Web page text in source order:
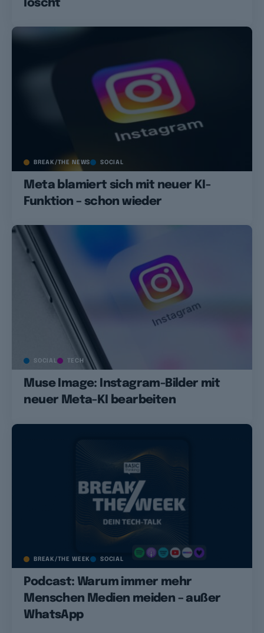
löscht
BREAK/THE NEWS SOCIAL
Meta blamiert sich mit neuer KI-
Funktion – schon wieder
SOCIAL TECH
Muse Image: Instagram-Bilder mit
neuer Meta-KI bearbeiten
BREAK/THE WEEK SOCIAL
Podcast: Warum immer mehr
Menschen Medien meiden – außer
WhatsApp